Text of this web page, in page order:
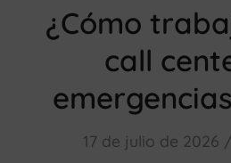
¿Cómo
call
17 de julio de 2026